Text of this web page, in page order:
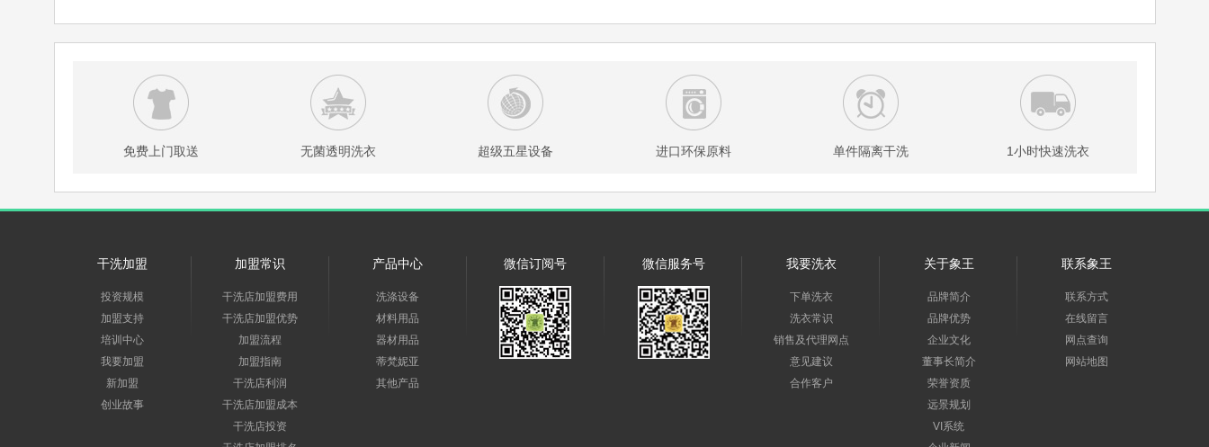
免费上门取送 无菌透明洗衣 超级五星设备 进口环保原料 单件隔离干洗 1小时快速洗衣
干洗加盟
投资规模
加盟支持
培训中心
我要加盟
新加盟
创业故事
加盟常识
干洗店加盟费用
干洗店加盟优势
加盟流程
加盟指南
干洗店利润
干洗店加盟成本
干洗店投资
产品中心
洗涤设备
材料用品
器材用品
蒂梵妮亚
其他产品
微信订阅号 微信服务号 我要洗衣
下单洗衣
洗衣常识
销售及代理网点
意见建议
合作客户
关于象王
品牌简介
品牌优势
企业文化
董事长简介
荣誉资质
远景规划
VI系统
联系象王
联系方式
在线留言
网点查询
网站地图